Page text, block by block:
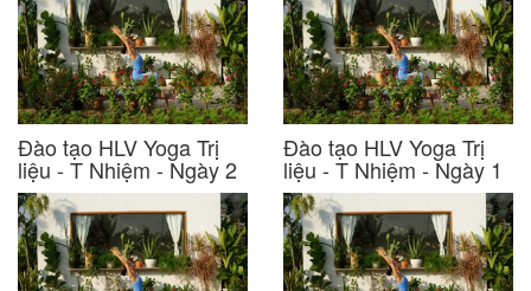
Đào tạo HLV Yoga Trị
liệu - T Nhiệm - Ngày 2
Đào tạo HLV Yoga Trị
liệu - T Nhiệm - Ngày 1